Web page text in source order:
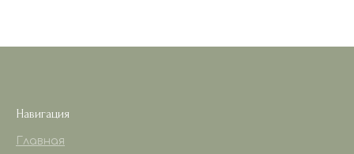
Навигация
Главная